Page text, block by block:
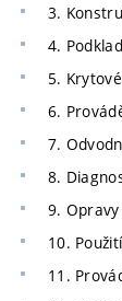
3.
4.
5.
6.
7.
8.
9.
10.
11.